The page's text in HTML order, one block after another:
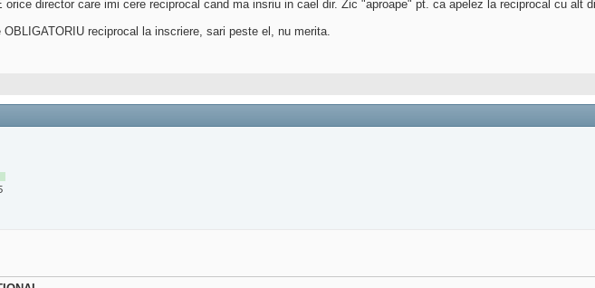
director care imi cere reciprocal cand ma insriu in cael dir. Zic "aproape" pt. ca apelez la reciprocal cu alt
reciprocal la inscriere, sari peste el, nu merita.